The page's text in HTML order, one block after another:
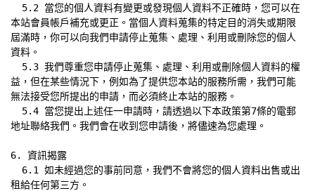
本站會員帳戶補充或更正。當個人資料蒐集的特定目的消失或期限
屆滿時，你可以向我們申請停止蒐集、處理、利用或刪除您的個人
資料。
益，但在某些情況下，例如為了提供您本站的服務所需，我們可能
無法接受您所提出的申請，而必須終止本站的服務。
地址聯絡我們。我們會在收到您申請後，將儘速為您處理。
6. 資訊揭露
租給任何第三方。